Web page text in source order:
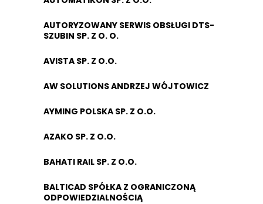
AUTORYZOWANY SERWIS OBSŁUGI DTS-
SZUBIN SP. Z O. O.
AVISTA SP. Z O.O.
AW SOLUTIONS ANDRZEJ WÓJTOWICZ
AYMING POLSKA SP. Z O.O.
AZAKO SP. Z O.O.
BAHATI RAIL SP. Z O.O.
BALTICAD SPÓŁKA Z OGRANICZONĄ
ODPOWIEDZIALNOŚCIĄ